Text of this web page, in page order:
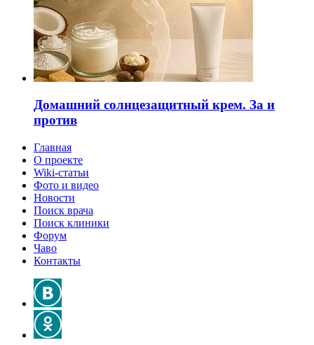
Домашний солнцезащитный крем. За и
против
Главная
О проекте
Wiki-статьи
Фото и видео
Новости
Поиск врача
Поиск клиники
Форум
Чаво
Контакты